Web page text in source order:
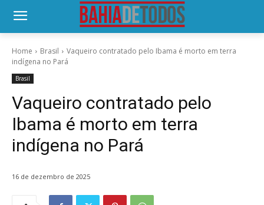
Home Brasil
Vaqueiro contratado pelo Ibama é morto em terra
indígena no Pará
Brasil
Vaqueiro contratado pelo
Ibama é morto em terra
indígena no Pará
16 de dezembro de 2025